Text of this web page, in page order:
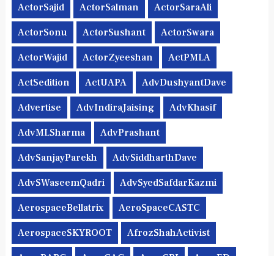
ActorSajid ActorSalman ActorSaraAli
ActorSonu ActorSushant ActorSwara
ActorWajid ActorZyeeshan ActPMLA
ActSedition ActUAPA AdvDushyantDave
Advertise AdvIndiraJaising AdvKhasif
AdvMLSharma AdvPrashant
AdvSanjayParekh AdvSiddharthDave
AdvSWaseemQadri AdvSyedSafdarKazmi
AerospaceBellatrix AeroSpaceCASTC
AerospaceSKYROOT AfrozShahActivist